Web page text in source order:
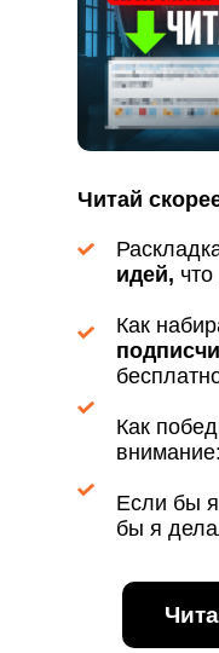
Читай
идей,
Как
Как
внимание:
Если бы
бы я